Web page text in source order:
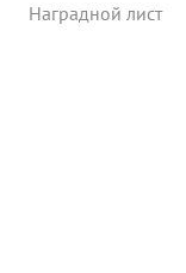
Наградной лист